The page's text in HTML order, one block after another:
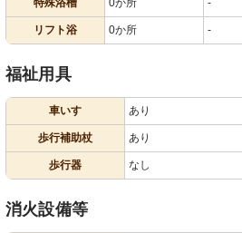
リフト浴 0か所 -
福祉用具
車いす あり
歩行補助杖 あり
歩行器 なし
消火設備等